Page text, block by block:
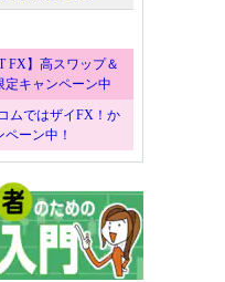
FX】高スワップ＆
定キャンペーン中
ムではザイFX！か
ーン中！